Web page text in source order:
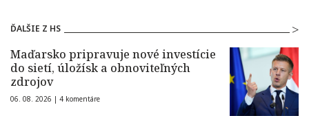
ĎALŠIE Z HS
Maďarsko pripravuje nové investície
do sietí, úložísk a obnoviteľných
zdrojov
06. 08. 2026 | 4 komentáre